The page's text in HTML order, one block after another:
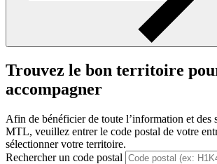
Trouvez le bon territoire
accompagner
Afin de bénéficier de toute l’information et des
MTL, veuillez entrer le code postal de votre
sélectionner votre territoire.
Rechercher un code postal